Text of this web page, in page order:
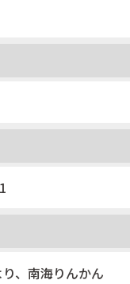
、南海りんかん